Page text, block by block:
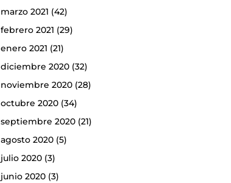
marzo 2021 (42)
febrero 2021 (29)
enero 2021 (21)
diciembre 2020(32)
noviembre 2020(28)
octubre 2020(34)
septiembre 2020(21)
agosto 2020(5)
julio 2020(3)
junio 2020(3)